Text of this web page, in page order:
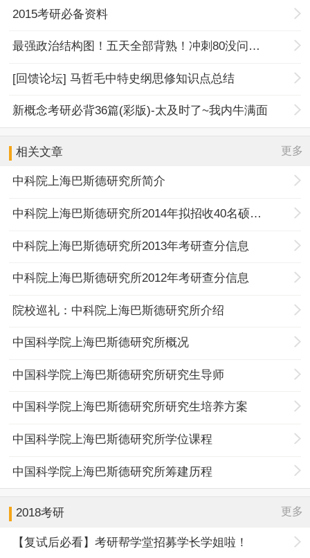
2015考研必备资料
最强政治结构图！五天全部背熟！冲刺80没问题！
[回馈论坛] 马哲毛中特史纲思修知识点总结
新概念考研必背36篇(彩版)-太及时了~我内牛满面
相关文章 更多
中科院上海巴斯德研究所简介
中科院上海巴斯德研究所2014年拟招收40名硕士生
中科院上海巴斯德研究所2013年考研查分信息
中科院上海巴斯德研究所2012年考研查分信息
院校巡礼：中科院上海巴斯德研究所介绍
中国科学院上海巴斯德研究所概况
中国科学院上海巴斯德研究所研究生导师
中国科学院上海巴斯德研究所研究生培养方案
中国科学院上海巴斯德研究所学位课程
中国科学院上海巴斯德研究所筹建历程
2018考研 更多
【复试后必看】考研帮学堂招募学长学姐啦！